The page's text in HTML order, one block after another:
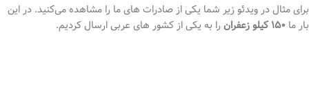
برای مثال در ویدئو زیر شما یکی از صادرات های ما را مشاهده می‌کنید. در این
بار ما
را به یکی از کشور های عربی ارسال کردیم.